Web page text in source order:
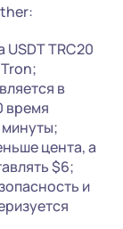
USDT TRC20
в
время
цента, а
$6;
и